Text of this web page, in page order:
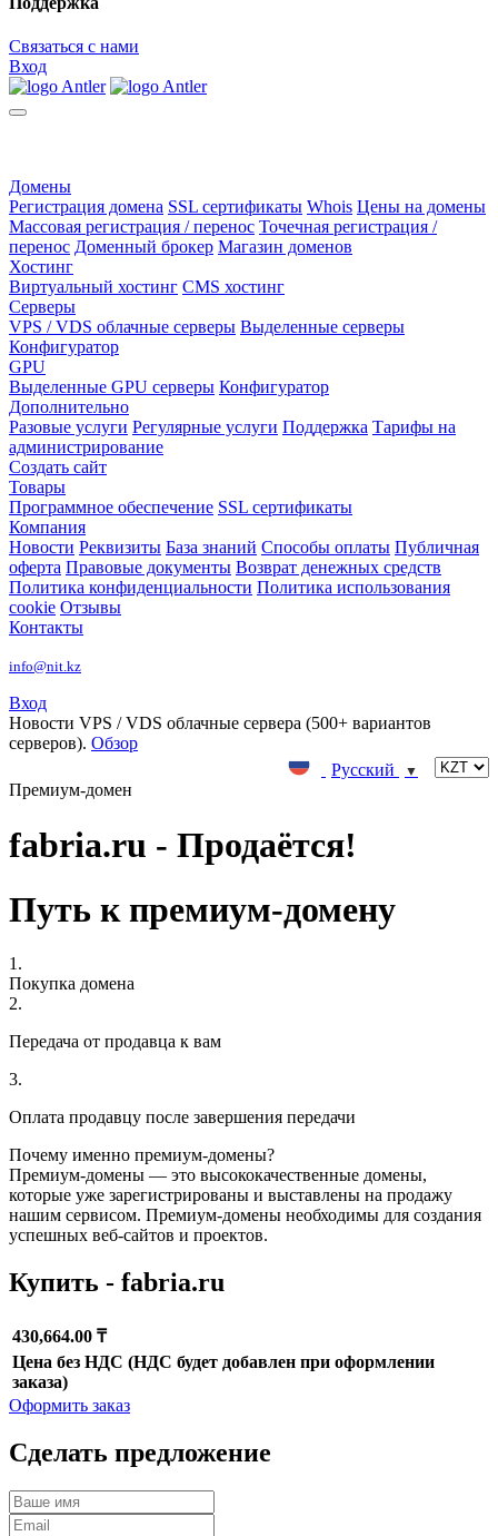
Связаться с нами
Вход
Домены
Регистрация домена SSL сертификаты Whois Цены на домены
Массовая регистрация / перенос Точечная регистрация /
перенос Доменный брокер Магазин доменов
Хостинг
Виртуальный хостинг CMS хостинг
Серверы
VPS / VDS облачные серверы Выделенные серверы
Конфигуратор
GPU
Выделенные GPU серверы Конфигуратор
Дополнительно
Разовые услуги Регулярные услуги Поддержка Тарифы на
администрирование
Создать сайт
Товары
Программное обеспечение SSL сертификаты
Компания
Новости Реквизиты База знаний Способы оплаты Публичная
оферта Правовые документы Возврат денежных средств
Политика конфиденциальности Политика использования
cookie Отзывы
Контакты
info@nit.kz
Вход
Новости VPS / VDS облачные сервера (500+ вариантов
серверов). Обзор
Русский
▼
Премиум-домен
fabria.ru - Продаётся!
Путь к премиум-домену
1.
Покупка домена
2.
Передача от продавца к вам
3.
Оплата продавцу после завершения передачи
Почему именно премиум-домены?
Премиум-домены — это высококачественные домены,
которые уже зарегистрированы и выставлены на продажу
нашим сервисом. Премиум-домены необходимы для создания
успешных веб-сайтов и проектов.
Купить - fabria.ru
430,664.00 ₸
Цена без НДС (НДС будет добавлен при оформлении
заказа)
Оформить заказ
Сделать предложение